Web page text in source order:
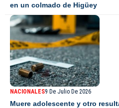
en un colmado de Higüey
NACIONALES9 De Julio De 2026
Muere adolescente y otro